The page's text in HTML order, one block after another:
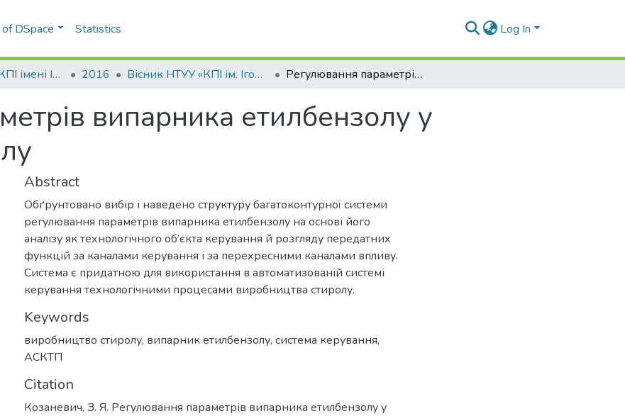
DSpace Statistics Log In
Вісник НТУУ "КПІ імені Ігоря Сікорського". Серія: Хімічна інженерія, екологія та ресурсозбереження 2016 Вісник НТУУ «КПІ ім. Ігоря Сікорського». Серія «Хімічна інженерія, екологія та ресурсозбереження»: збірник наукових праць, № 1 (15) Регулювання параметрів випарника етилбензолу у виробництві стиролу
випарника етилбензолу у
Abstract
Обґрунтовано вибір і наведено структуру багатоконтурної системи
регулювання параметрів випарника етилбензолу на основі його
аналізу як технологічного об’єкта керування й розгляду передатних
функцій за каналами керування і за перехресними каналами впливу.
Система є придатною для використання в автоматизованій системі
керування технологічними процесами виробництва стиролу.
Keywords
виробництво стиролу, випарник етилбензолу, система керування,
АСКТП
Citation
Козаневич, З. Я. Регулювання параметрів випарника етилбензолу у